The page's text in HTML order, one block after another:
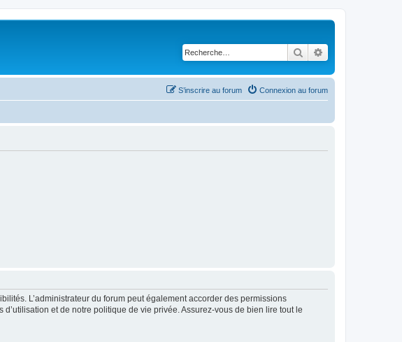
Rechercher
Connexion au forum
S’inscrire au forum
L’administrateur du forum peut également accorder des permissions
et de notre politique de vie privée. Assurez-vous de bien lire tout le